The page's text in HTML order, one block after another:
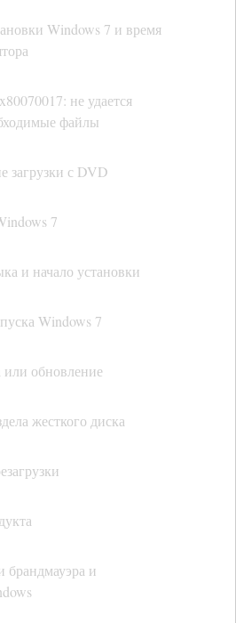
Windows 7 и время
не удается
файлы
загрузки с DVD
7
и начало установки
Windows 7
или обновление
жесткого диска
брандмауэра и